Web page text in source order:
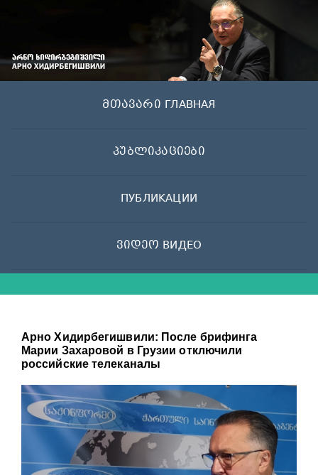
მთავარი ГЛАВНАЯ
პუბლიკაციები
ПУБЛИКАЦИИ
ვიდეო ВИДЕО
Арно Хидирбегишвили: После брифинга
Марии Захаровой в Грузии отключили
российские телеканалы